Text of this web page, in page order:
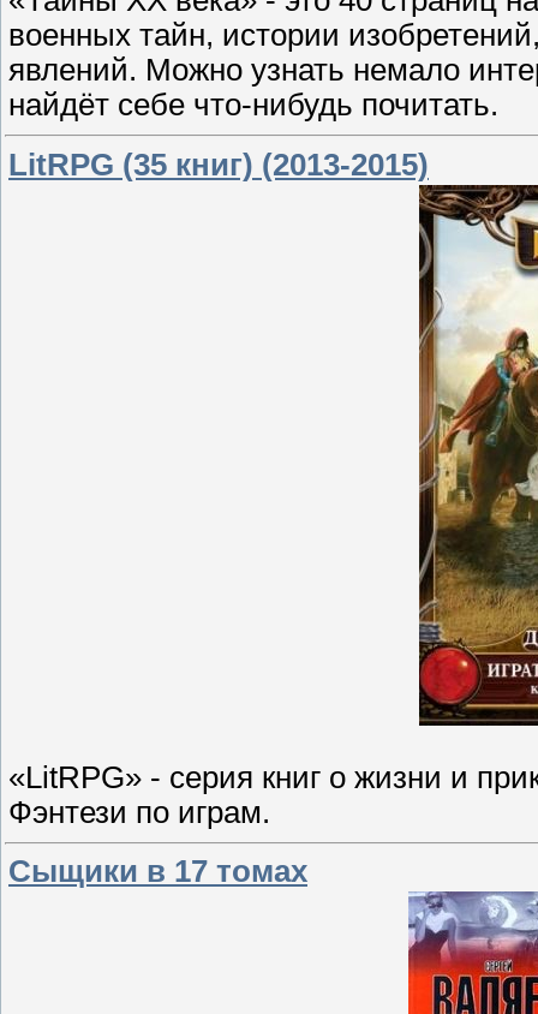
военных тайн, истории
явлений. Можно узнать немало
найдёт себе что-нибудь почитать.
LitRPG (35 книг) (2013-2015)
«LitRPG» - серия книг о жизни и
Фэнтези по играм.
Сыщики в 17 томах